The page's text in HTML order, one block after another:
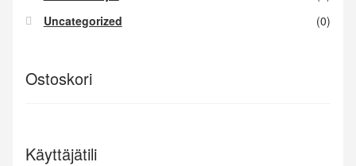
Uncategorized
(0)
Ostoskori
Käyttäjätili